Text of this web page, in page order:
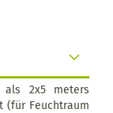
als 2x5 meters
(für Feuchtraum